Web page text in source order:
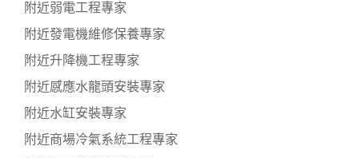
附近弱電工程專家
附近發電機維修保養專家
附近升降機工程專家
附近感應水龍頭安裝專家
附近水缸安裝專家
附近商場冷氣系統工程專家